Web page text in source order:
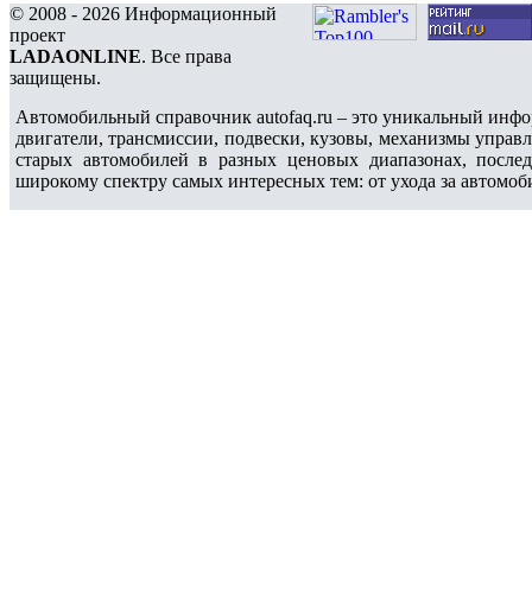
© 2008 - 2026 Информационный
проект
LADAONLINE. Все права
защищены.
Автомобильный справочник autofaq.ru – это уникальный
двигатели, трансмиссии, подвески, кузовы, механизмы
старых автомобилей в разных ценовых диапазонах,
широкому спектру самых интересных тем: от ухода за